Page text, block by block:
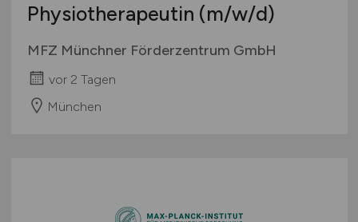
Physiotherapeutin (m/w/d)
MFZ Münchner Förderzentrum GmbH
vor 2 Tagen
München